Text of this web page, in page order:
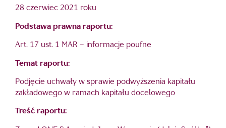
28 czerwiec 2021 roku
Podstawa prawna raportu:
Art. 17 ust. 1 MAR – informacje poufne
Temat raportu:
Podjęcie uchwały w sprawie podwyższenia kapitału
zakładowego w ramach kapitału docelowego
Treść raportu: